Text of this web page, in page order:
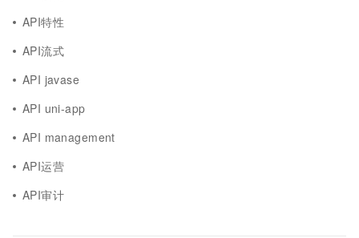
API特性
API流式
API javase
API uni-app
API management
API运营
API审计